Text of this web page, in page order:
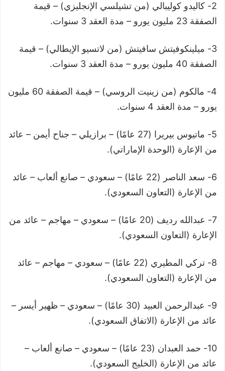
2- كاليدو كوليبالي (من تشيلسي الإنجليزي) – قيمة
الصفقة 23 مليون يورو – مدة العقد 3 سنوات.
3- ميلينكوفيتش سافيتش (من لاتسيو الإيطالي) – قيمة
الصفقة 40 مليون يورو – مدة العقد 3 سنوات.
4- مالكوم (من زينيت الروسي) – قيمة الصفقة 60 مليون
يورو – مدة العقد 4 سنوات.
5- ماتيوس بيريرا (27 عامًا) – برازيلي – جناح أيمن – عائد
من الإعارة (الوحدة الإماراتي).
6- سعد الناصر (22 عامًا) – سعودي – صانع ألعاب – عائد
من الإعارة (التعاون السعودي).
7- عبدالله رديف (20 عامًا) – سعودي – مهاجم – عائد من
الإعارة (التعاون السعودي).
8- تركي المطيري (22 عامًا) – سعودي – مهاجم – عائد
من الإعارة (التعاون السعودي).
9- عبدالرحمن العبيد (30 عامًا) – سعودي – ظهير أيسر –
عائد من الإعارة (الاتفاق السعودي).
10- حمد العبدان (23 عامًا) – سعودي – صانع ألعاب –
عائد من الإعارة (الخليج السعودي).